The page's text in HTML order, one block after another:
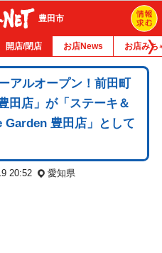
豊田市
開店/閉店 お店News お店みち
アルオープン！前田町
田店」が「ステーキ＆
Garden 豊田店」として
20:52 愛知県